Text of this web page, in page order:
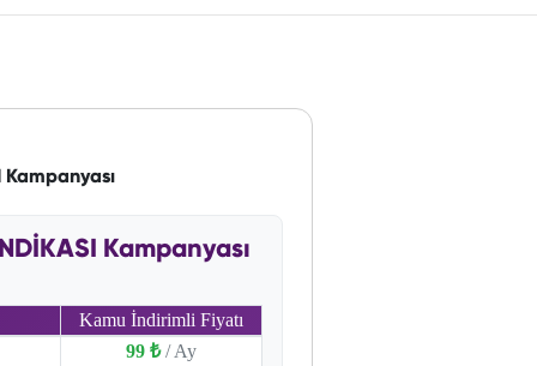
Kampanyası
Kampanyası
Kamu İndirimli Fiyatı
99 ₺ / Ay